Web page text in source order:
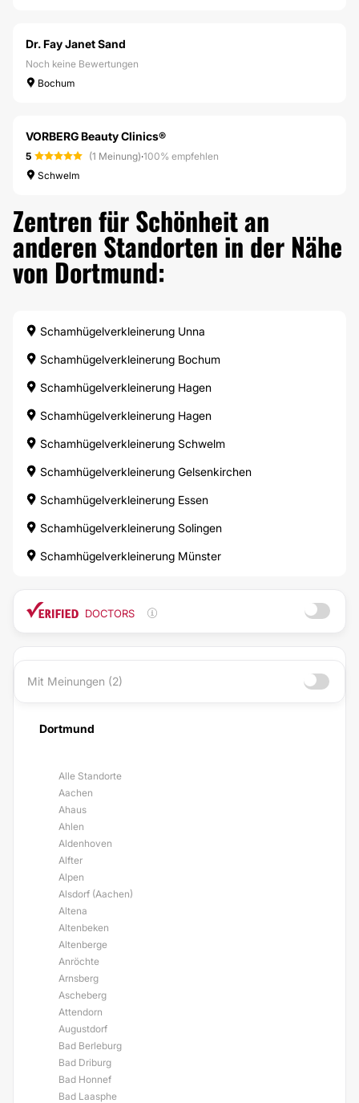
Dr. Fay Janet Sand
Noch keine Bewertungen
Bochum
VORBERG Beauty Clinics®
5 (1 Meinung)·100% empfehlen
Schwelm
Zentren für Schönheit an
anderen Standorten in der Nähe
von Dortmund:
Schamhügelverkleinerung Unna
Schamhügelverkleinerung Bochum
Schamhügelverkleinerung Hagen
Schamhügelverkleinerung Hagen
Schamhügelverkleinerung Schwelm
Schamhügelverkleinerung Gelsenkirchen
Schamhügelverkleinerung Essen
Schamhügelverkleinerung Solingen
Schamhügelverkleinerung Münster
DOCTORS
Mit Meinungen (2)
Dortmund
Alle Standorte
Aachen
Ahaus
Ahlen
Aldenhoven
Alfter
Alpen
Alsdorf (Aachen)
Altena
Altenbeken
Altenberge
Anröchte
Arnsberg
Ascheberg
Attendorn
Augustdorf
Bad Berleburg
Bad Driburg
Bad Honnef
Bad Laasphe